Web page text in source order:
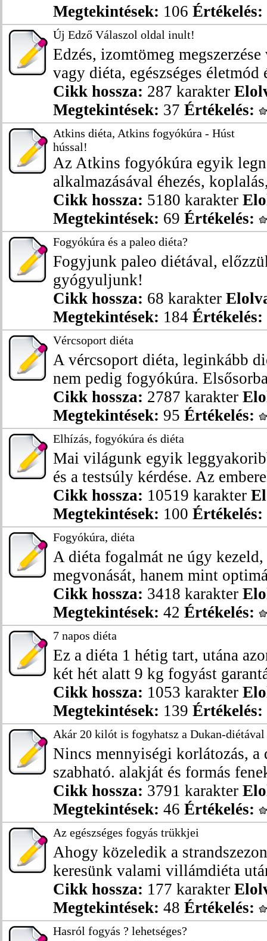
Megtekintések: 106 Értékelés:
Új Edző Válaszol oldal inult!
Edzés, izomtömeg
vagy diéta, egészséges életmód
Cikk hossza: 287 karakter
Megtekintések: 37 Értékelés:
Atkins diéta, Atkins fogyókúra - Húst
hússal!
Az Atkins fogyókúra egyik
alkalmazásával éhezés,
Cikk hossza: 5180 karakter
Megtekintések: 69 Értékelés:
Fogyókúra és a paleo diéta?
Fogyjunk paleo diétával,
gyógyuljunk!
Cikk hossza: 68 karakter
Megtekintések: 184 Értékelés:
Vércsoport diéta
A vércsoport diéta, leginkább
nem pedig fogyókúra.
Cikk hossza: 2787 karakter
Megtekintések: 95 Értékelés:
Elhízás, fogyókúra és diéta
Mai világunk egyik
és a testsúly kérdése. Az
Cikk hossza: 10519 karakter
Megtekintések: 100 Értékelés:
Fogyókúra, diéta
A diéta fogalmát ne úgy
megvonását, hanem mint
Cikk hossza: 3418 karakter
Megtekintések: 42 Értékelés:
7 napos diéta
Ez a diéta 1 hétig tart, utána
két hét alatt 9 kg fogyást
Cikk hossza: 1053 karakter
Megtekintések: 139 Értékelés:
Akár 20 kilót is fogyhatsz a Dukan-diétával
Nincs mennyiségi korlátozás, a
szabható. alakját és formás
Cikk hossza: 3791 karakter
Megtekintések: 46 Értékelés:
Az egészséges fogyás trükkjei
Ahogy közeledik a
keresünk valami villámdiéta
Cikk hossza: 177 karakter
Megtekintések: 48 Értékelés:
Hasról fogyás ? lehetséges?